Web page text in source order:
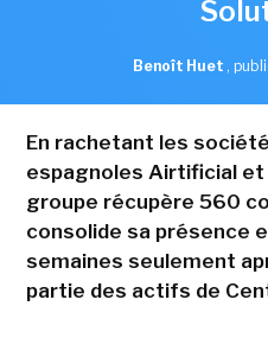
Benoît Huet ,
En rachetant les
espagnoles Airtificial
groupe récupère 560
consolide sa présence
semaines seulement
partie des actifs de